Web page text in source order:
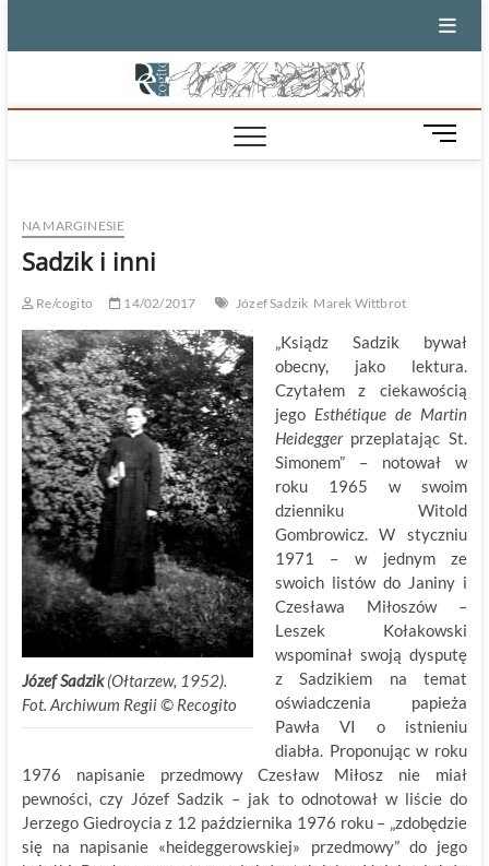
M
e
n
NA MARGINESIE
Sadzik i inni
Re/cogito 14/02/2017 Józef Sadzik Marek Wittbrot
Józef Sadzik(Ołtarzew, 1952).
Fot. Archiwum Regii © Recogito
„Ksiądz Sadzik bywał
obecny, jako lektura.
Czytałem z ciekawością
jego Esthétique de Martin
Heideggerprzeplatając St.
Simonem” – notował w
roku 1965 w swoim
dzienniku Witold
Gombrowicz. W styczniu
1971 – w jednym ze
swoich listów do Janiny i
Czesława Miłoszów –
Leszek Kołakowski
wspominał swoją dysputę
z Sadzikiem na temat
oświadczenia papieża
Pawła VI o istnieniu
diabła. Proponując w roku
1976 napisanie przedmowy Czesław Miłosz nie miał
pewności, czy Józef Sadzik – jak to odnotował w liście do
Jerzego Giedroycia z 12 października 1976 roku – „zdobędzie
się na napisanie «heideggerowskiej» przedmowy” do jego